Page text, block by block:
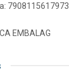
7908115617973
EMBALAG